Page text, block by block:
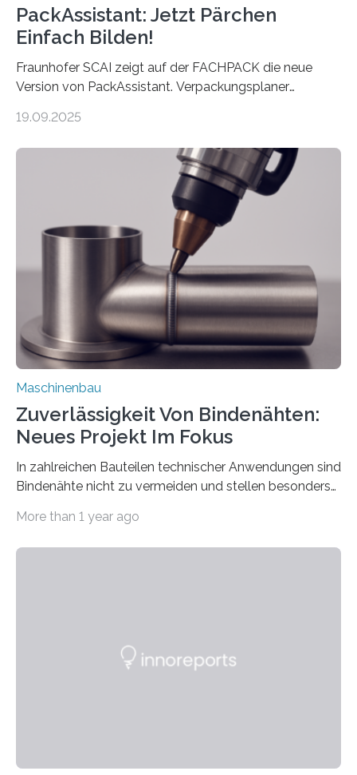
PackAssistant: Jetzt Pärchen
Einfach Bilden!
Fraunhofer SCAI zeigt auf der FACHPACK die neue
Version von PackAssistant. Verpackungsplaner
Automobil, Maschinenbau und in der Zulieferindustrie.
Teile als eine Einheit verpacken. Die Anordnung kann
der Benutzer vorgeben und erhält so mehr Kontrolle
über die Positionierung der Bauteile. Die ebenfalls neue
Automatisierungsschnittstelle dient dazu, die Software
besser in spezifische Unternehmensprozesse
einzubinden. Sankt Augustin – Zur Messe FACHPACK
vom 23. bis 25. September in Nürnberg…
19.09.2025
Maschinenbau
Zuverlässigkeit Von Bindenähten:
Neues Projekt Im Fokus
In zahlreichen Bauteilen technischer Anwendungen sind
Bindenähte nicht zu vermeiden und stellen besonders
Matrixmaterials eine große Herausforderung dar.
Durch den verstärkten Einsatz von Rezyklaten
More than 1 year ago